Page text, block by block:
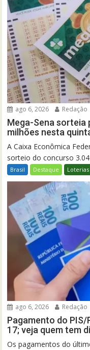
ago 6, 2026 Redação
Mega-Sena sorteia
milhões nesta
A Caixa Econômica
sorteio do concurso
Brasil Destaque Loterias
ago 6, 2026 Redação
Pagamento do
17; veja quem tem
Os pagamentos do